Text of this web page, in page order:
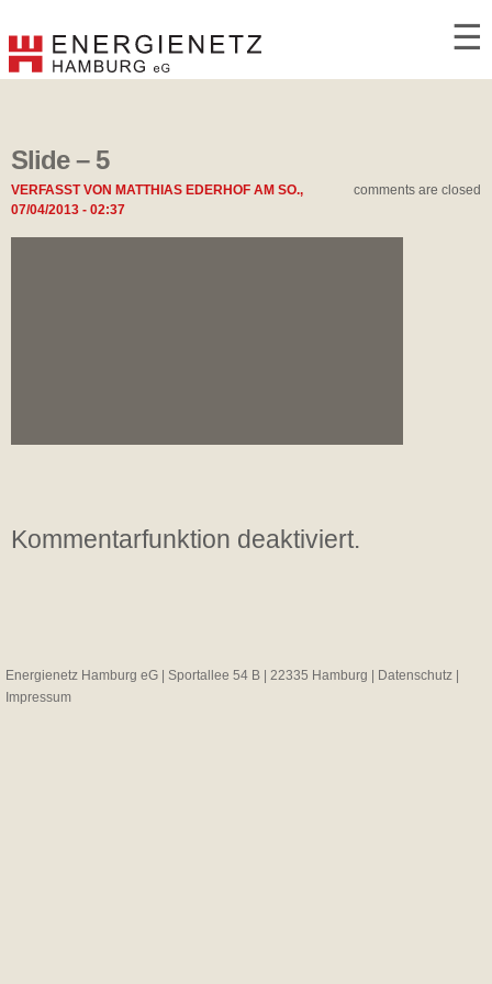
☰
comments are closed
Slide – 5
VERFASST VON MATTHIAS EDERHOFAM SO.,
07/04/2013 - 02:37
Kommentarfunktion deaktiviert.
Energienetz Hamburg eG | Sportallee 54 B | 22335 Hamburg | Datenschutz
Impressum